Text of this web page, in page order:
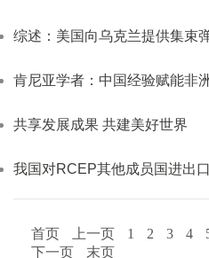
综述：美国向乌克兰提供集束
肯尼亚学者：中国经验赋能非
共享发展成果 共建美好世界
我国对RCEP其他成员国进出
首页 上一页 1 2 3 4
下一页
末页